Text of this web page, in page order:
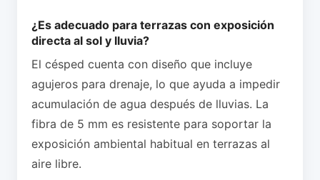
¿Es adecuado para terrazas con exposición
directa al sol y lluvia?
El césped cuenta con diseño que incluye
agujeros para drenaje, lo que ayuda a impedir
acumulación de agua después de lluvias. La
fibra de 5 mm es resistente para soportar la
exposición ambiental habitual en terrazas al
aire libre.